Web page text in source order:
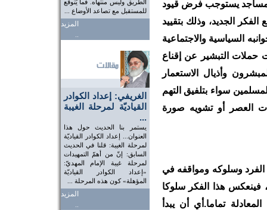
الطريق وليس منتهاه. فما يُتوقّع
للمستقبل مع تصاعد الأوضاع ...
المزيد
..
الغريفي: إعداد الكوادر
القياديّة لمرحلة الغيبة
...
يستمر بنا الحديث حول هذا
العنوان... إعداد الكوادر القياديّة
لمرحلة الغيبة: قلنا في الحديث
السابق: إنّ من أهمّ التمهيدات
لمرحلة غيبة الإمام المهديّ:
«إعداد الكوادر القياديّة
المؤهلة» كون هذه المرحلة ...
المزيد
..
يستوجب فرض قيود
الجديد، وذلك بتقييد
السياسية والاجتماعية
حملات التبشير عن إقناع
وأذيال الاستعمار
سواء بتلفيق التهم
العصر أو تشويه صورة
الفرد وسلوكه ومواقفه في
فينعكس هذا الفكر سلوكا
تماما.أي أن يبدأ